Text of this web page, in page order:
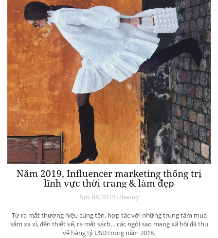
Năm 2019, Influencer marketing thống trị
lĩnh vực thời trang & làm đẹp
Nov 08, 2019 / Beauty
Từ ra mắt thương hiệu cùng tên, hợp tác với những trung tâm mua
sắm xa xỉ, đến thiết kế, ra mắt sách… các ngôi sao mạng xã hội đã thu
về hàng tỷ USD trong năm 2018.